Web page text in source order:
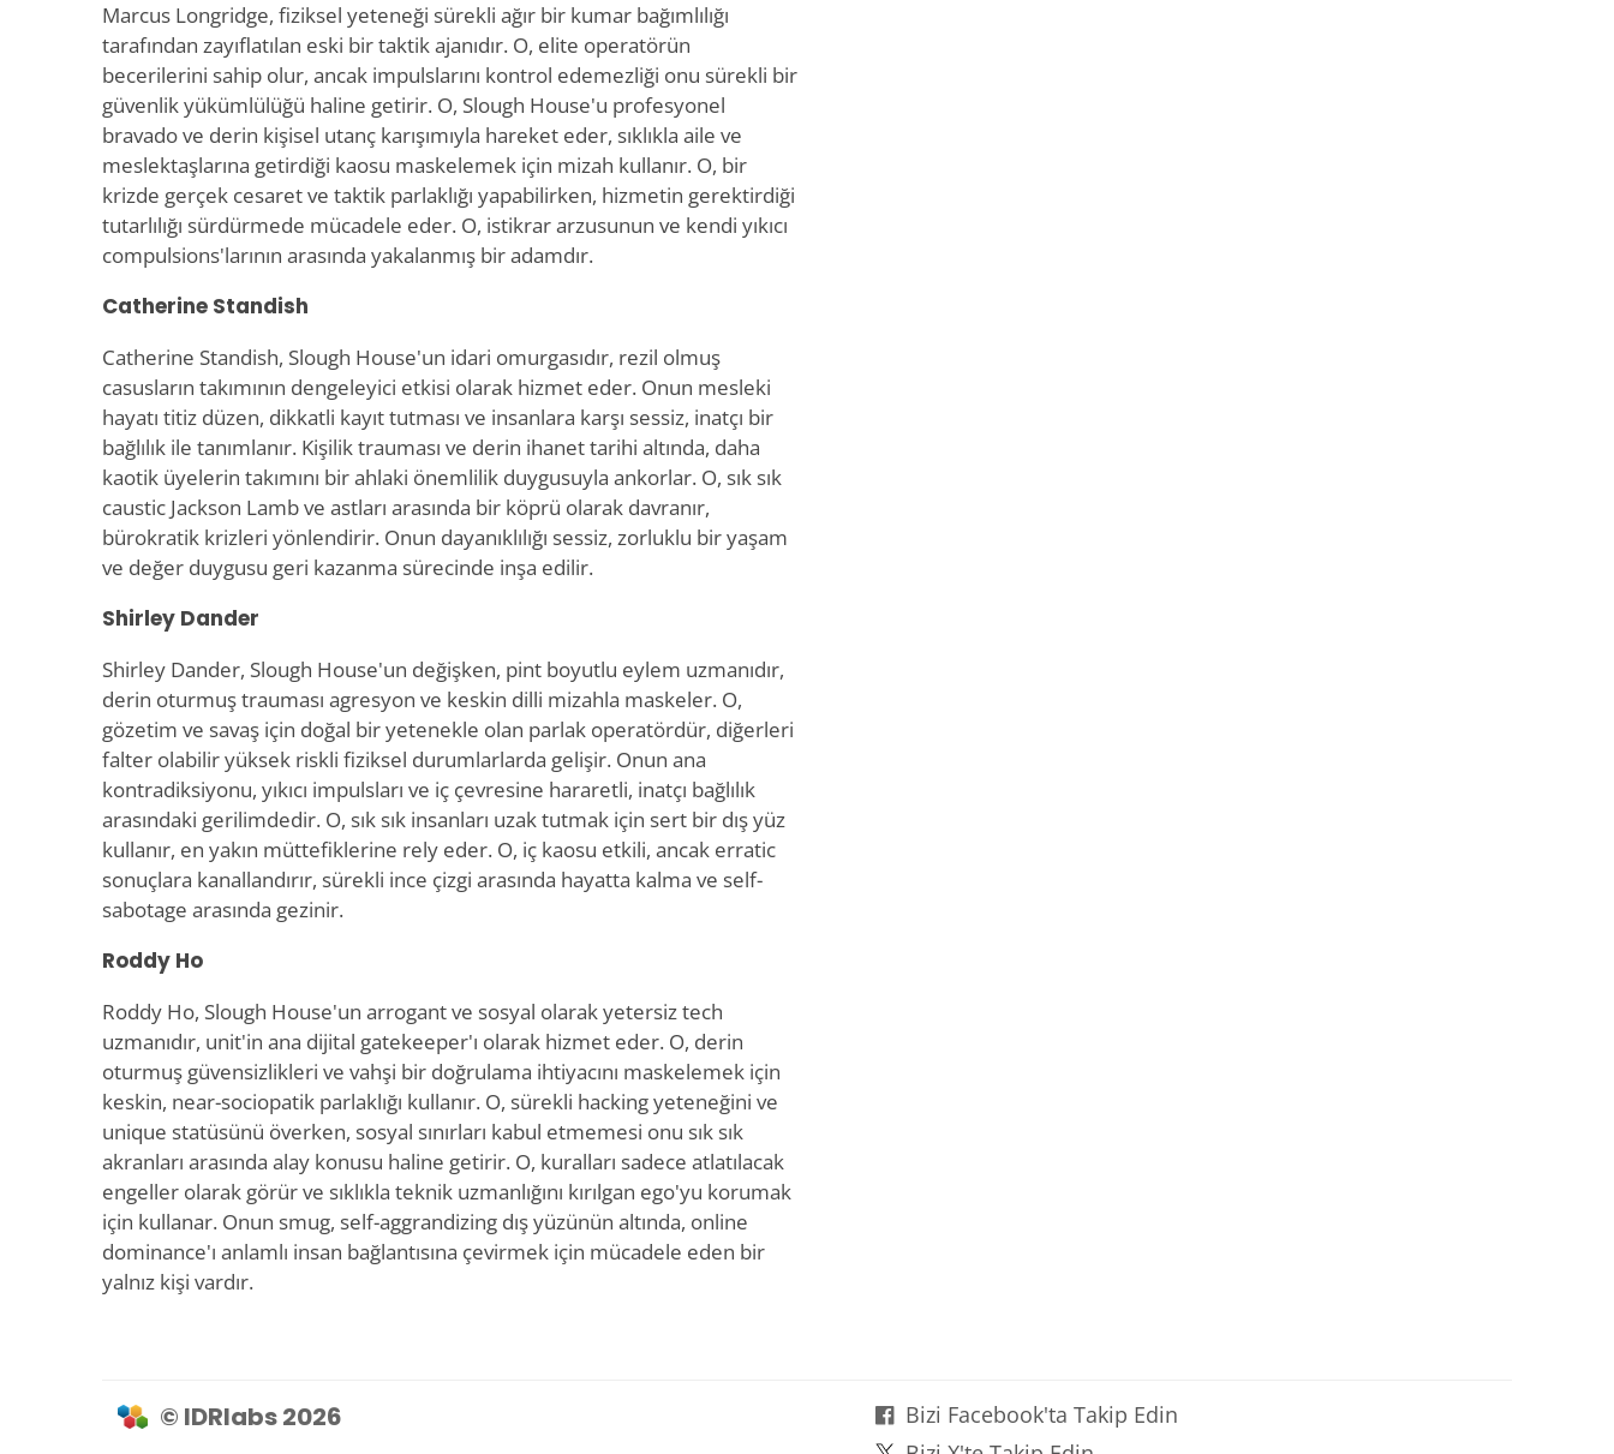
Marcus Longridge, fiziksel yeteneği sürekli ağır bir kumar bağımlılığı
tarafından zayıflatılan eski bir taktik ajanıdır. O, elite operatörün
becerilerini sahip olur, ancak impulslarını kontrol edemezliği onu sürekli bir
güvenlik yükümlülüğü haline getirir. O, Slough House'u profesyonel
bravado ve derin kişisel utanç karışımıyla hareket eder, sıklıkla aile ve
meslektaşlarına getirdiği kaosu maskelemek için mizah kullanır. O, bir
krizde gerçek cesaret ve taktik parlaklığı yapabilirken, hizmetin gerektirdiği
tutarlılığı sürdürmede mücadele eder. O, istikrar arzusunun ve kendi yıkıcı
compulsions'larının arasında yakalanmış bir adamdır.
Catherine Standish
Catherine Standish, Slough House'un idari omurgasıdır, rezil olmuş
casusların takımının dengeleyici etkisi olarak hizmet eder. Onun mesleki
hayatı titiz düzen, dikkatli kayıt tutması ve insanlara karşı sessiz, inatçı bir
bağlılık ile tanımlanır. Kişilik trauması ve derin ihanet tarihi altında, daha
kaotik üyelerin takımını bir ahlaki önemlilik duygusuyla ankorlar. O, sık sık
caustic Jackson Lamb ve astları arasında bir köprü olarak davranır,
bürokratik krizleri yönlendirir. Onun dayanıklılığı sessiz, zorluklu bir yaşam
ve değer duygusu geri kazanma sürecinde inşa edilir.
Shirley Dander
Shirley Dander, Slough House'un değişken, pint boyutlu eylem uzmanıdır,
derin oturmuş trauması agresyon ve keskin dilli mizahla maskeler. O,
gözetim ve savaş için doğal bir yetenekle olan parlak operatördür, diğerleri
falter olabilir yüksek riskli fiziksel durumlarlarda gelişir. Onun ana
kontradiksiyonu, yıkıcı impulsları ve iç çevresine hararetli, inatçı bağlılık
arasındaki gerilimdedir. O, sık sık insanları uzak tutmak için sert bir dış yüz
kullanır, en yakın müttefiklerine rely eder. O, iç kaosu etkili, ancak erratic
sonuçlara kanallandırır, sürekli ince çizgi arasında hayatta kalma ve self-
sabotage arasında gezinir.
Roddy Ho
Roddy Ho, Slough House'un arrogant ve sosyal olarak yetersiz tech
uzmanıdır, unit'in ana dijital gatekeeper'ı olarak hizmet eder. O, derin
oturmuş güvensizlikleri ve vahşi bir doğrulama ihtiyacını maskelemek için
keskin, near-sociopatik parlaklığı kullanır. O, sürekli hacking yeteneğini ve
unique statüsünü överken, sosyal sınırları kabul etmemesi onu sık sık
akranları arasında alay konusu haline getirir. O, kuralları sadece atlatılacak
engeller olarak görür ve sıklıkla teknik uzmanlığını kırılgan ego'yu korumak
için kullanar. Onun smug, self-aggrandizing dış yüzünün altında, online
dominance'ı anlamlı insan bağlantısına çevirmek için mücadele eden bir
yalnız kişi vardır.
© IDRlabs 2026
Bizi Facebook'ta Takip Edin